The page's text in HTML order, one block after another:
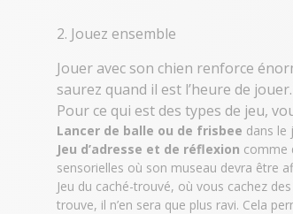
2. Jouez ensemble
Jouer avec son chien renforce
saurez quand il est l’heure de jouer.
Pour ce qui est des types de jeu,
Lancer de balle ou de frisbee dans le
Jeu d’adresse et de réflexion comme
sensorielles où son museau devra être
Jeu du caché-trouvé, où vous cachez des
trouve, il n’en sera que plus ravi. Cela